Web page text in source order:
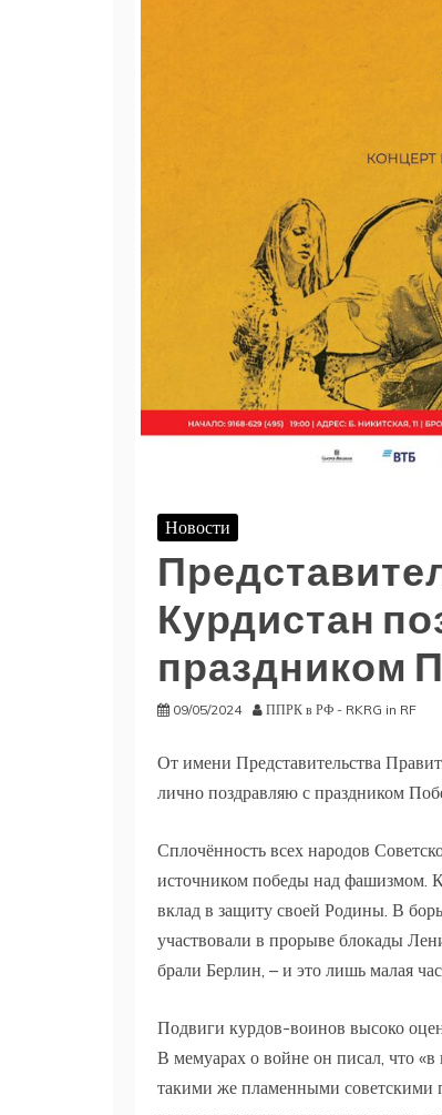
Новости
Курдистан
праздником
09/05/2024 ППРК в РФ - RKRG in RF
От имени Представительства
лично поздравляю с праздником
Сплочённость всех народов
источником победы над фашизмом.
вклад в защиту своей Родины. В
участвовали в прорыве блокады
брали Берлин, ­– и это лишь малая
Подвиги курдов-воинов высоко
В мемуарах о войне он писал, что
такими же пламенными советскими